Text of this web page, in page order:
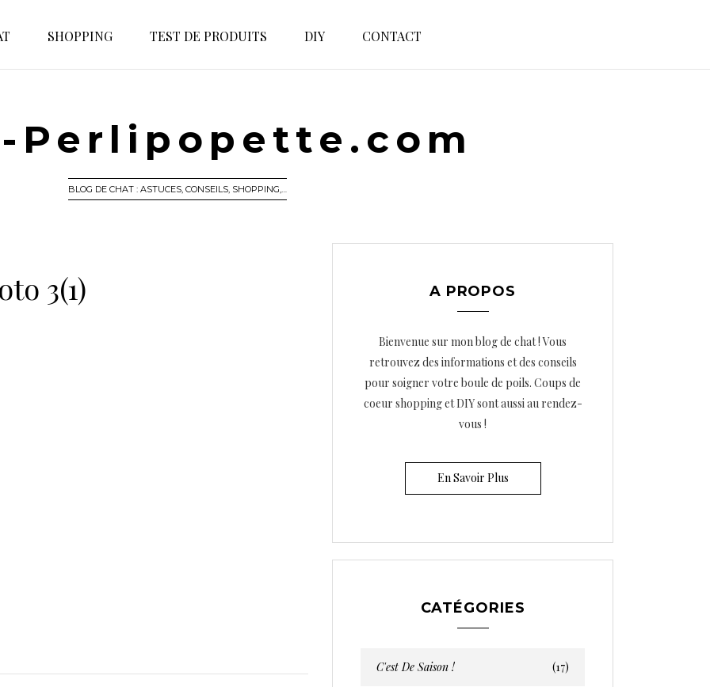
SHOPPING TEST DE PRODUITS DIY CONTACT
Perlipopette.com
BLOG DE CHAT : ASTUCES, CONSEILS, SHOPPING,…
3(1) A PROPOS
Bienvenue sur mon blog de chat ! Vous
retrouvez des informations et des conseils
pour soigner votre boule de poils. Coups de
coeur shopping et DIY sont aussi au rendez-
vous !
En Savoir Plus
CATÉGORIES
C'est De Saison ! (17)